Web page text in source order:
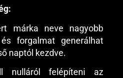
márka neve nagyobb
forgalmat generálhat
naptól kezdve.
nulláról felépíteni az